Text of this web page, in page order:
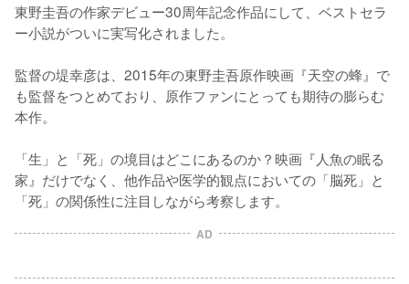
東野圭吾の作家デビュー30周年記念作品にして、ベストセラ
ー小説がついに実写化されました。
監督の堤幸彦は、2015年の東野圭吾原作映画『天空の蜂』で
も監督をつとめており、原作ファンにとっても期待の膨らむ
本作。
「生」と「死」の境目はどこにあるのか？映画『人魚の眠る
家』だけでなく、他作品や医学的観点においての「脳死」と
「死」の関係性に注目しながら考察します。
AD